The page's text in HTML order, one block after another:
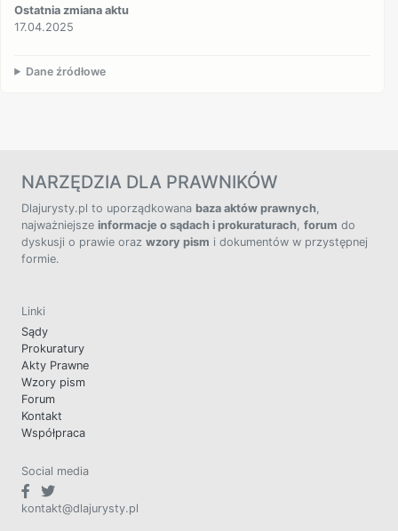
Ostatnia zmiana aktu
17.04.2025
Dane źródłowe
NARZĘDZIA DLA PRAWNIKÓW
Dlajurysty.pl to uporządkowana baza aktów prawnych,
najważniejsze informacje o sądach i prokuraturach, forum do
dyskusji o prawie oraz wzory pism i dokumentów w przystępnej
formie.
Linki
Sądy
Prokuratury
Akty Prawne
Wzory pism
Forum
Kontakt
Współpraca
Social media
kontakt@dlajurysty.pl